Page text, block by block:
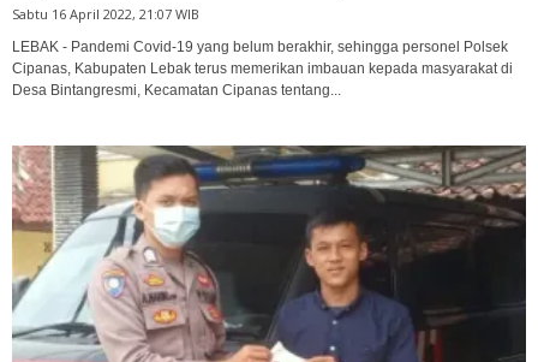
Sabtu 16 April 2022, 21:07 WIB
LEBAK - Pandemi Covid-19 yang belum berakhir, sehingga personel Polsek
Cipanas, Kabupaten Lebak terus memerikan imbauan kepada masyarakat di
Desa Bintangresmi, Kecamatan Cipanas tentang...